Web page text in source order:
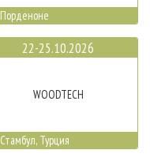
Порденоне
22-25.10.2026
WOODTECH
Стамбул, Турция